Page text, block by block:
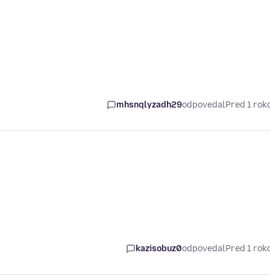
mhsnqlyzadh29odpovedalPred 1
kazisobuz0odpovedalPred 1